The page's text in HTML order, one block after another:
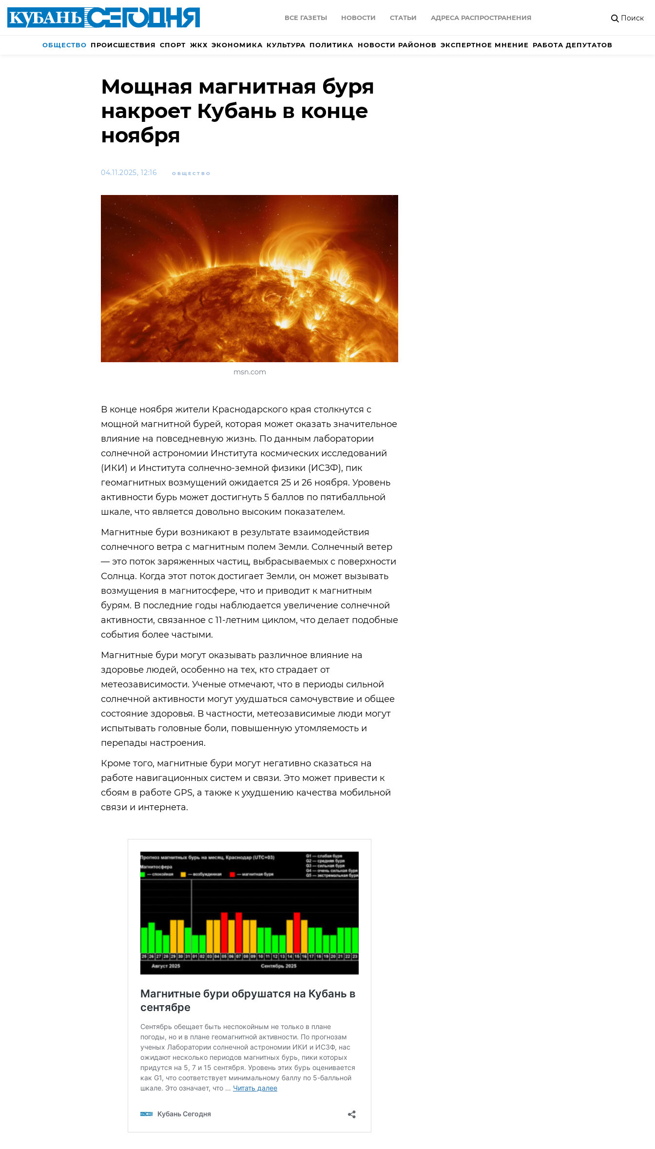
ВСЕ ГАЗЕТЫ НОВОСТИ СТАТЬИ АДРЕСА РАСПРОСТРАНЕНИЯ Поиск
ОБЩЕСТВО ПРОИСШЕСТВИЯ СПОРТ ЖКХ ЭКОНОМИКА КУЛЬТУРА ПОЛИТИКА НОВОСТИ РАЙОНОВ ЭКСПЕРТНОЕ МНЕНИЕ РАБОТА ДЕПУТАТОВ
Мощная магнитная буря
накроет Кубань в конце
ноября
04.11.2025, 12:16 ОБЩЕСТВО
msn.com
В конце ноября жители Краснодарского края столкнутся с
мощной магнитной бурей, которая может оказать значительное
влияние на повседневную жизнь. По данным лаборатории
солнечной астрономии Института космических исследований
(ИКИ) и Института солнечно-земной физики (ИСЗФ), пик
геомагнитных возмущений ожидается 25 и 26 ноября. Уровень
активности бурь может достигнуть 5 баллов по пятибалльной
шкале, что является довольно высоким показателем.
Магнитные бури возникают в результате взаимодействия
солнечного ветра с магнитным полем Земли. Солнечный ветер
— это поток заряженных частиц, выбрасываемых с поверхности
Солнца. Когда этот поток достигает Земли, он может вызывать
возмущения в магнитосфере, что и приводит к магнитным
бурям. В последние годы наблюдается увеличение солнечной
активности, связанное с 11-летним циклом, что делает подобные
события более частыми.
Магнитные бури могут оказывать различное влияние на
здоровье людей, особенно на тех, кто страдает от
метеозависимости. Ученые отмечают, что в периоды сильной
солнечной активности могут ухудшаться самочувствие и общее
состояние здоровья. В частности, метеозависимые люди могут
испытывать головные боли, повышенную утомляемость и
перепады настроения.
Кроме того, магнитные бури могут негативно сказаться на
работе навигационных систем и связи. Это может привести к
сбоям в работе GPS, а также к ухудшению качества мобильной
связи и интернета.